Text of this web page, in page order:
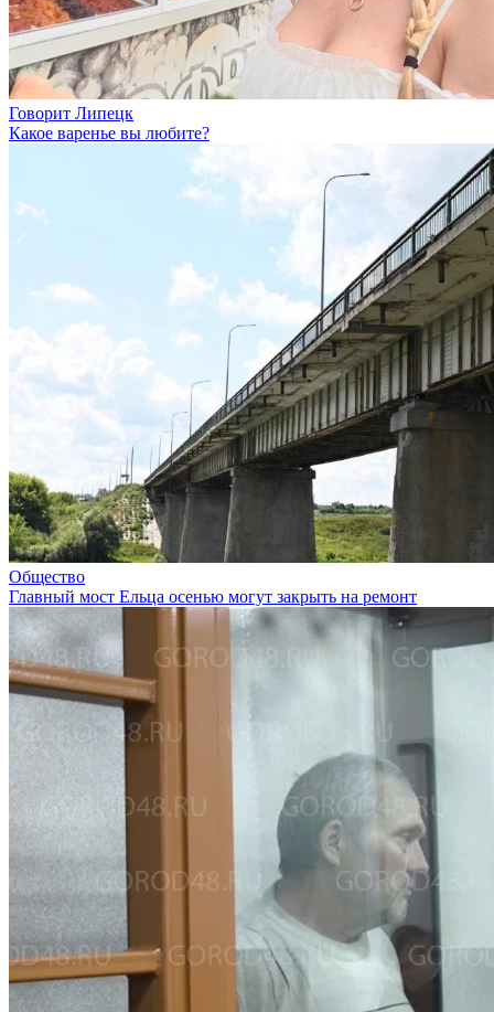
Говорит Липецк
Какое варенье вы любите?
Общество
Главный мост Ельца осенью могут закрыть на ремонт